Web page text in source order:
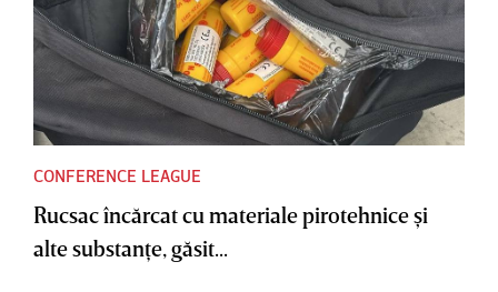
CONFERENCE LEAGUE
Rucsac încărcat cu materiale pirotehnice şi
alte substanţe, găsit...